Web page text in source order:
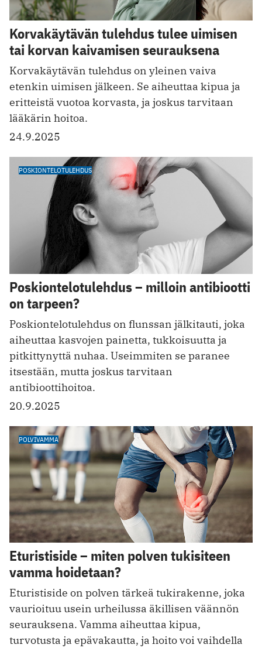
Korvakäytävän tulehdus tulee uimisen
tai korvan kaivamisen seurauksena
Korvakäytävän tulehdus on yleinen vaiva
etenkin uimisen jälkeen. Se aiheuttaa kipua ja
eritteistä vuotoa korvasta, ja joskus tarvitaan
lääkärin hoitoa.
24.9.2025
POSKIONTELOTULEHDUS
Poskiontelotulehdus – milloin antibiootti
on tarpeen?
Poskiontelotulehdus on flunssan jälkitauti, joka
aiheuttaa kasvojen painetta, tukkoisuutta ja
pitkittynyttä nuhaa. Useimmiten se paranee
itsestään, mutta joskus tarvitaan
antibioottihoitoa.
20.9.2025
POLVIVAMMA
Eturistiside – miten polven tukisiteen
vamma hoidetaan?
Eturistiside on polven tärkeä tukirakenne, joka
vaurioituu usein urheilussa äkillisen väännön
seurauksena. Vamma aiheuttaa kipua,
turvotusta ja epävakautta, ja hoito voi vaihdella